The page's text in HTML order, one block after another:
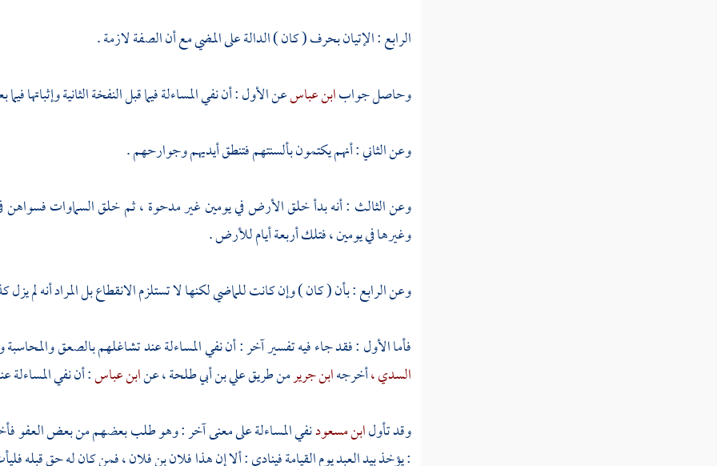
الرابع : الإتيان بحرف ( كان ) الدالة على المضي مع أن الصفة لازمة .
وحاصل جوابابن عباسعن الأول : أن نفي المساءلة فيما قبل النفخة الثانية وإثباتها
وعن الثاني : أنهم يكتمون بألسنتهم فتنطق أيديهم وجوارحهم .
وعن الثالث : أنه بدأ خلق الأرض في يومين غير مدحوة ، ثم خلق السماوات
وغيرها في يومين ، فتلك أربعة أيام للأرض .
وعن الرابع : بأن ( كان ) وإن كانت للماضي لكنها لا تستلزم الانقطاع بل المراد أنه لم
فأما الأول : فقد جاء فيه تفسير آخر : أن نفي المساءلة عند تشاغلهم بالصعق
السدي ،أخرجهابن جريرمن طريقعلي بن أبي طلحة ،عنابن عباس: أن نفي المساءلة
وقد تأولابن مسعودنفي المساءلة على معنى آخر : وهو طلب بعضهم من بعض العفو